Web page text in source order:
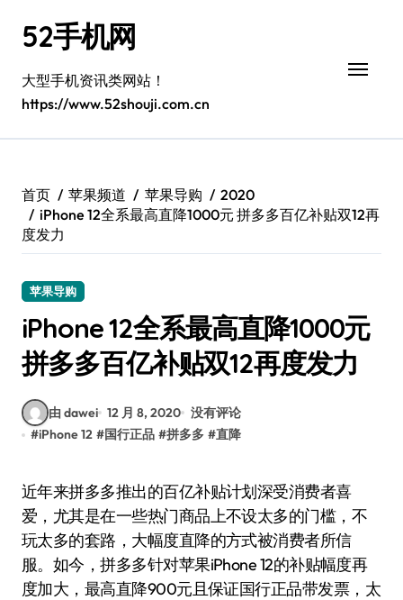
52手机网
大型手机资讯类网站！
https://www.52shouji.com.cn
首页 苹果频道 苹果导购
2020
iPhone 12全系最高直降1000元 拼多多百亿补贴双12再
度发力
苹果导购
iPhone 12全系最高直降1000元
拼多多百亿补贴双12再度发力
由 dawei 12 月 8, 2020 没有评论
#iPhone 12 #国行正品 #拼多多 #直降
近年来拼多多推出的百亿补贴计划深受消费者喜
爱，尤其是在一些热门商品上不设太多的门槛，不
玩太多的套路，大幅度直降的方式被消费者所信
服。如今，拼多多针对苹果iPhone 12的补贴幅度再
度加大，最高直降900元且保证国行正品带发票，太